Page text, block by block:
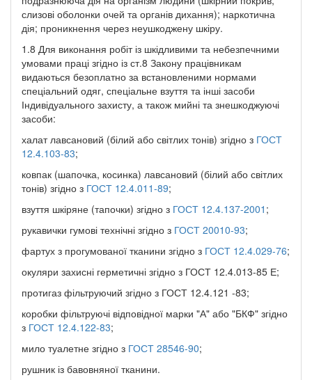
слизові оболонки очей та органів дихання); наркотична
дія; проникнення через неушкоджену шкіру.
1.8 Для виконання робіт із шкідливими та небезпечними
умовами праці згідно із ст.8 Закону працівникам
видаються безоплатно за встановленими нормами
спеціальний одяг, спеціальне взуття та інші засоби
Індивідуального захисту, а також мийні та знешкоджуючі
засоби:
халат лавсановий (білий або світлих тонів) згідно з ГОСТ
12.4.103-83;
ковпак (шапочка, косинка) лавсановий (білий або світлих
тонів) згідно з ГОСТ 12.4.011-89;
взуття шкіряне (тапочки) згідно з ГОСТ 12.4.137-2001 ;
рукавички гумові технічні згідно з ГОСТ 20010-93;
фартух з прогумованої тканини згідно з ГОСТ 12.4.029-76;
окуляри захисні герметичні згідно з ГОСТ 12.4.013-85 Е;
протигаз фільтруючий згідно з ГОСТ 12.4.121 -83;
коробки фільтруючі відповідної марки "А" або "БКФ" згідно
з ГОСТ 12.4.122-83;
мило туалетне згідно з ГОСТ 28546-90;
рушник із бавовняної тканини.